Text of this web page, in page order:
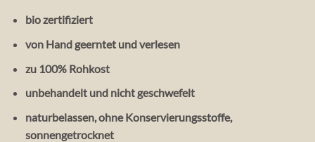
bio zertifiziert
von Hand geerntet und verlesen
zu 100% Rohkost
unbehandelt und nicht geschwefelt
naturbelassen, ohne Konservierungsstoffe,
sonnengetrocknet